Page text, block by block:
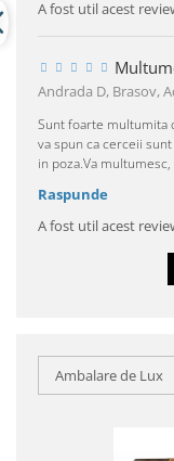
A fost util acest
Andrada D, Brasov,
Sunt foarte multumita
va spun ca cerceii
in poza.Va
Raspunde
A fost util acest
Ambalare de Lux